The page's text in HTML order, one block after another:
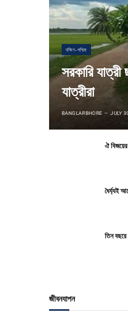
দক্ষিণ-পশ্চিম
সরকারি
যাত্রীরা
BANGLARBHORE JULY
ঐ
ধৈর্য্যই
তিন বছরে
জীবনযাপন